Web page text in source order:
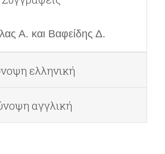
Α. και Βαφείδης Δ.
ελληνική
αγγλική